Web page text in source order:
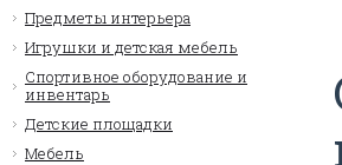
Предметы интерьера
Игрушки и детская мебель
Спортивное оборудование и
инвентарь
Детские площадки
Мебель